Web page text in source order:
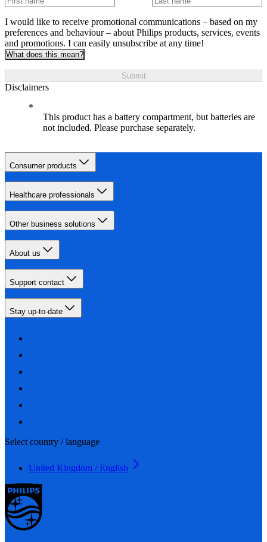
I would like to receive promotional communications – based on my
preferences and behaviour – about Philips products, services, events
and promotions. I can easily unsubscribe at any time!
What does this mean?
Submit
Disclaimers
This product has a battery compartment, but batteries are
not included. Please purchase separately.
Consumer products
Healthcare professionals
Other business solutions
About us
Support contact
Stay up-to-date
Select country / language
United Kingdom / English